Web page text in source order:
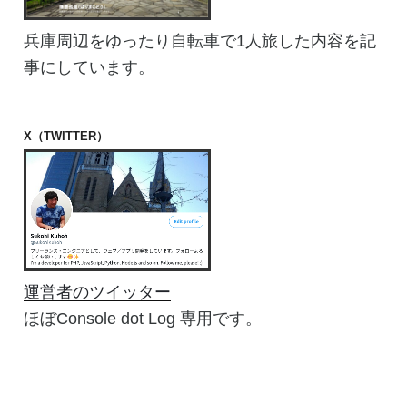
兵庫周辺をゆったり自転車で1人旅した内容を記
事にしています。
X（TWITTER）
運営者のツイッター
ほぼConsole dot Log 専用です。